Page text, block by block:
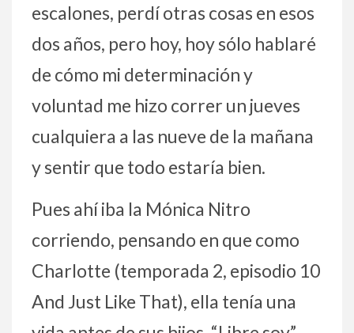
escalones, perdí otras cosas en esos
dos años, pero hoy, hoy sólo hablaré
de cómo mi determinación y
voluntad me hizo correr un jueves
cualquiera a las nueve de la mañana
y sentir que todo estaría bien.
Pues ahí iba la Mónica Nitro
corriendo, pensando en que como
Charlotte (temporada 2, episodio 10
And Just Like That), ella tenía una